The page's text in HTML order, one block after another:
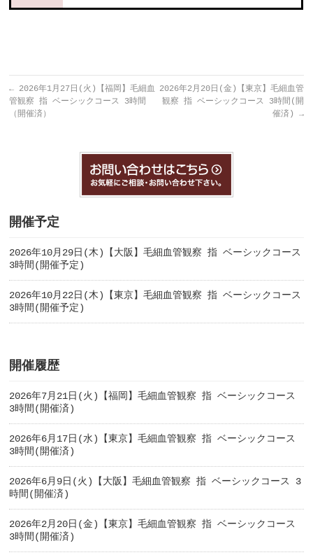
← 2026年1月27日(火)【福岡】毛細血
管観察 指 ベーシックコース 3時間
（開催済）
2026年2月20日(金)【東京】毛細血管
観察 指 ベーシックコース 3時間(開
催済) →
開催予定
2026年10月29日(木)【大阪】毛細血管観察 指 ベーシックコース
3時間(開催予定)
2026年10月22日(木)【東京】毛細血管観察 指 ベーシックコース
3時間(開催予定)
開催履歴
2026年7月21日(火)【福岡】毛細血管観察 指 ベーシックコース
3時間(開催済)
2026年6月17日(水)【東京】毛細血管観察 指 ベーシックコース
3時間(開催済)
2026年6月9日(火)【大阪】毛細血管観察 指 ベーシックコース 3
時間(開催済)
2026年2月20日(金)【東京】毛細血管観察 指 ベーシックコース
3時間(開催済)